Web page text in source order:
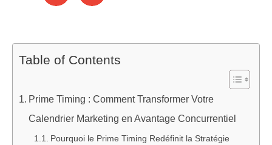
Table of Contents
Prime Timing : Comment Transformer Votre
Calendrier Marketing en Avantage Concurrentiel
Pourquoi le Prime Timing Redéfinit la Stratégie